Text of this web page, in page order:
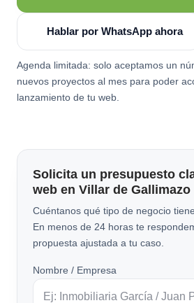
Hablar por WhatsApp ahora
Agenda limitada: solo aceptamos un
nuevos proyectos al mes para poder
lanzamiento de tu web.
Solicita un presupuesto
web en Villar de Gallimazo
Cuéntanos qué tipo de negocio
En menos de 24 horas te
propuesta ajustada a tu caso.
Nombre / Empresa